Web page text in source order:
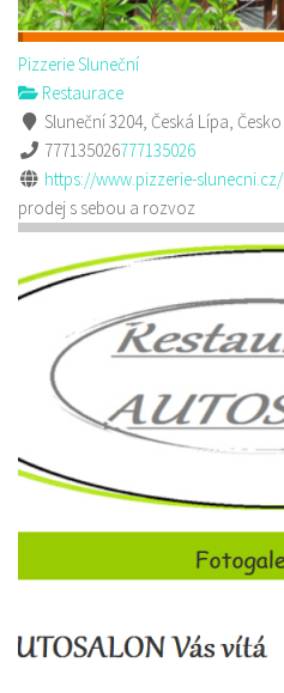
Pizzerie Sluneční
Restaurace
Sluneční 3204, Česká Lípa, Česko
777135026777135026
https://www.pizzerie-slunecni.cz/
prodej s sebou a rozvoz